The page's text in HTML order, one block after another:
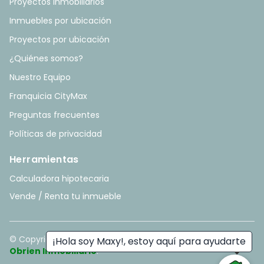
¡Hola soy Maxy!, estoy aquí para ayudarte
Inmuebles por ubicación
Proyectos por ubicación
¿Quiénes somos?
Nuestro Equipo
Franquicia CityMax
Preguntas frecuentes
Políticas de privacidad
Herramientas
Calculadora hipotecaria
Vende / Renta tu inmueble
© Copyright2026. All rights reserved. - Hecho con ❤️ por
Obrien Inmobiliario.